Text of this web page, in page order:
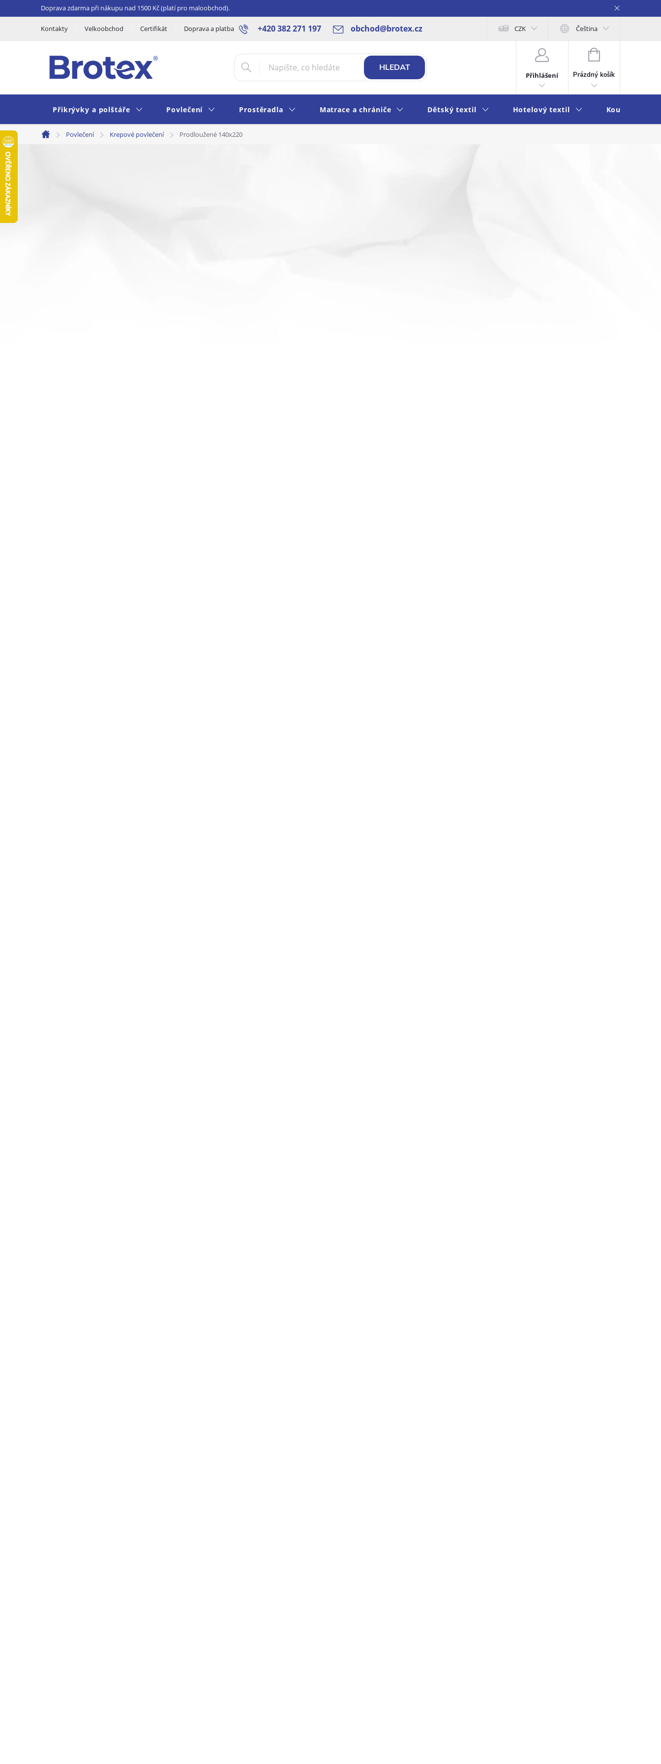
na
Doprava zdarma při nákupu nad 1500 Kč (platí pro maloobchod).
+420 382 271 197 obchod@brotex.cz
Kontakty Velkoobchod Certifikát Doprava a platba Blog Rady a tipy Obchodní podmínky Ochrana osobních údajů Moje objednávka
CZK Čeština
HLEDAT
Přihlášení
NÁKUPNÍ
KOŠÍK
Prázdný košík
Přikrývky a polštáře Povlečení Prostěradla Matrace a chrániče Dětský textil Hotelový textil Koupelna a
Domů
Povlečení Krepové povlečení Prodloužené 140x220